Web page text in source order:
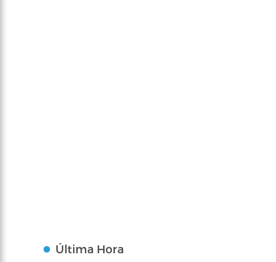
Última Hora